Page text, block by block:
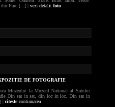
din Parc [...] | vezi detalii foto
DE FOTOGRAFIE
Muzeului la Muzeul National al Satului
Din sat in sat, din loc in loc. Din sat in
| citestecontinuarea